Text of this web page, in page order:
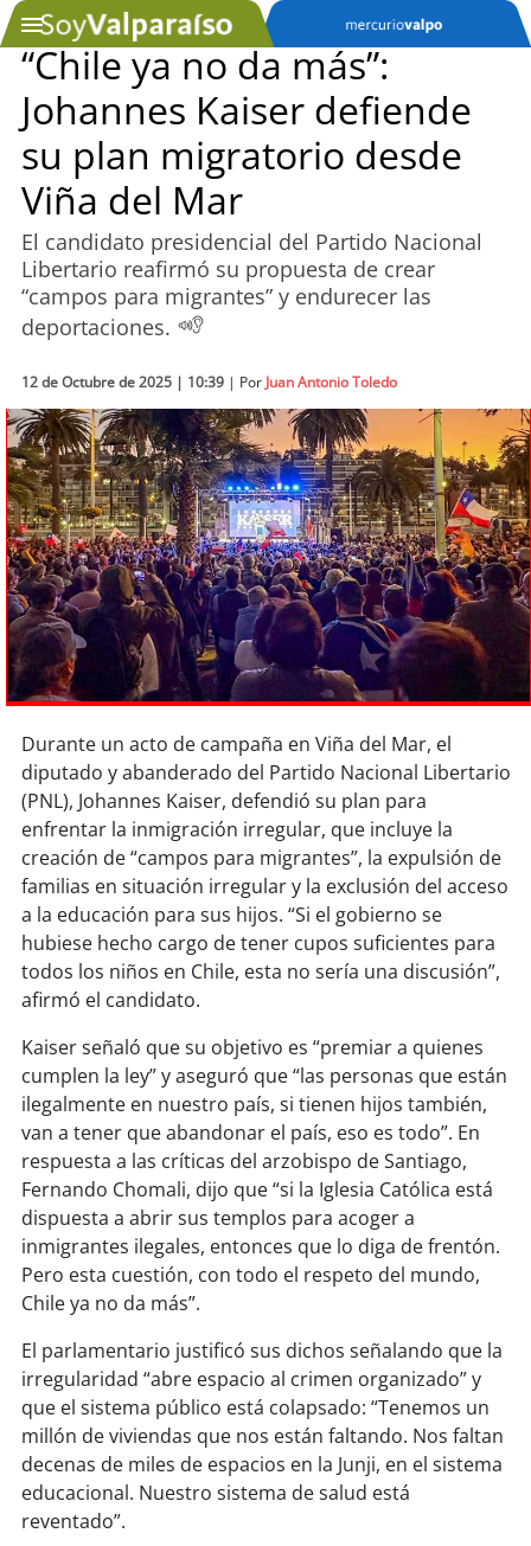
SOYTV
Podcast
Actualidad
Entretención
Economía
Deportes
Tecnología
Sostenibilidad
soychile
soy arica
soycalama
soyantofagasta
soycopiapó
soyvalparaíso
soyquillota
soysanantonio
soychillán
soysancarlos
soytalcahuano
soyconcepción
soycoronel
soyarauco
soytemuco
soyvaldivia
“Chile ya no da más”:
Johannes Kaiser defiende
su plan migratorio desde
Viña del Mar
El candidato presidencial del Partido Nacional
Libertario reafirmó su propuesta de crear
“campos para migrantes” y endurecer las
deportaciones.
12 de Octubre de 2025 | 10:39 | Por Juan Antonio Toledo
Durante un acto de campaña en Viña del Mar, el
diputado y abanderado del Partido Nacional Libertario
(PNL), Johannes Kaiser, defendió su plan para
enfrentar la inmigración irregular, que incluye la
creación de “campos para migrantes”, la expulsión de
familias en situación irregular y la exclusión del acceso
a la educación para sus hijos. “Si el gobierno se
hubiese hecho cargo de tener cupos suficientes para
todos los niños en Chile, esta no sería una discusión”,
afirmó el candidato.
Kaiser señaló que su objetivo es “premiar a quienes
cumplen la ley” y aseguró que “las personas que están
ilegalmente en nuestro país, si tienen hijos también,
van a tener que abandonar el país, eso es todo”. En
respuesta a las críticas del arzobispo de Santiago,
Fernando Chomali, dijo que “si la Iglesia Católica está
dispuesta a abrir sus templos para acoger a
inmigrantes ilegales, entonces que lo diga de frentón.
Pero esta cuestión, con todo el respeto del mundo,
Chile ya no da más”.
El parlamentario justificó sus dichos señalando que la
irregularidad “abre espacio al crimen organizado” y
que el sistema público está colapsado: “Tenemos un
millón de viviendas que nos están faltando. Nos faltan
decenas de miles de espacios en la Junji, en el sistema
educacional. Nuestro sistema de salud está
reventado”.